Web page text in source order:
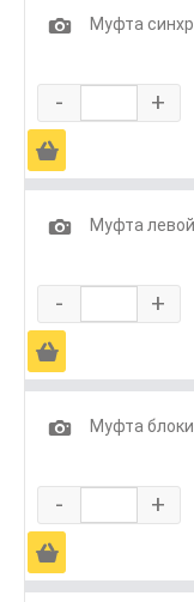
1
Муфта
- +
Ä
1
Муфта
- +
Ä
1
Муфта
- +
Ä